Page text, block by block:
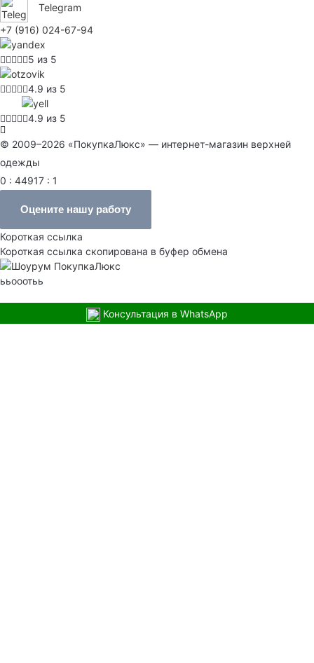
Telegram
+7 (916) 024-67-94
5 из 5
4.9 из 5
4.9 из 5
© 2009–2026 «ПокупкаЛюкс» — интернет-магазин верхней
одежды
0 : 44917 : 1
Оцените нашу работу
Короткая ссылка
Короткая ссылка скопирована в буфер обмена
ььооотьь
Консультация в WhatsApp